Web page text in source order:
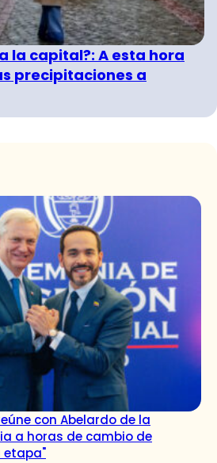
la capital?: A esta hora
precipitaciones a
con Abelardo de la
a horas de cambio de
etapa"